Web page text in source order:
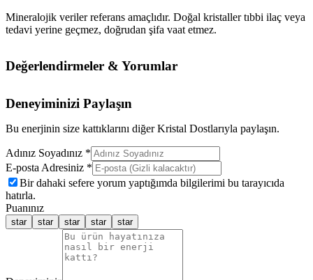
Mineralojik veriler referans amaçlıdır. Doğal kristaller tıbbi ilaç veya
tedavi yerine geçmez, doğrudan şifa vaat etmez.
Değerlendirmeler & Yorumlar
Deneyiminizi Paylaşın
Bu enerjinin size kattıklarını diğer Kristal Dostlarıyla paylaşın.
Adınız Soyadınız *
E-posta Adresiniz *
Bir dahaki sefere yorum yaptığımda bilgilerimi bu tarayıcıda
hatırla.
Puanınız
star star star star star